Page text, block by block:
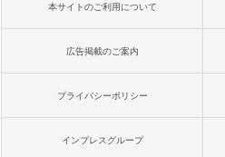
本サイトのご利用について
広告掲載のご案内
プライバシーポリシー
インプレスグループ